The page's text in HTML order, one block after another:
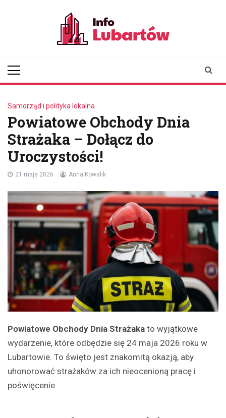
Samorząd i polityka lokalna
Powiatowe Obchody Dnia
Strażaka – Dołącz do
Uroczystości!
21 maja 2026 Anna Kowalik
Powiatowe Obchody Dnia Strażaka to wyjątkowe
wydarzenie, które odbędzie się 24 maja 2026 roku w
Lubartowie. To święto jest znakomitą okazją, aby
uhonorować strażaków za ich nieocenioną pracę i
poświęcenie.